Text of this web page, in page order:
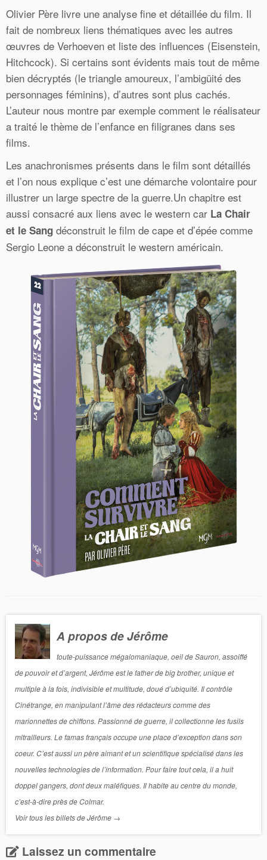
Olivier Père livre une analyse fine et détaillée du film. Il
fait de nombreux liens thématiques avec les autres
œuvres de Verhoeven et liste des influences (Eisenstein,
Hitchcock). Si certains sont évidents mais tout de même
bien décryptés (le triangle amoureux, l’ambigüité des
personnages féminins), d’autres sont plus cachés.
L’auteur nous montre par exemple comment le réalisateur
a traité le thème de l’enfance en filigranes dans ses
films.
Les anachronismes présents dans le film sont détaillés
et l’on nous explique c’est une démarche volontaire pour
illustrer un large spectre de la guerre.Un chapitre est
aussi consacré aux liens avec le western car La Chair
et le Sang déconstruit le film de cape et d’épée comme
Sergio Leone a déconstruit le western américain.
A propos de Jérôme
toute-puissance mégalomaniaque, oeil de Sauron, assoiffé
de pouvoir et d’argent, Jérôme est le father de big brother, unique et
multiple à la fois, indivisible et multitude, doué d’ubiquité. Il contrôle
Cinétrange, en manipulant l’âme des rédacteurs comme des
marionnettes de chiffons. Passionné de guerre, il collectionne les fusils
mitrailleurs. Le famas français occupe une place d’exception dans son
coeur. C’est aussi un père aimant et un scientifique spécialisé dans les
nouvelles technologies de l’information. Pour faire tout cela, il a huit
doppel gangers, dont deux maléfiques. Il habite au centre du monde,
c’est-à-dire près de Colmar.
Voir tous les billets de Jérôme →
Laissez un commentaire